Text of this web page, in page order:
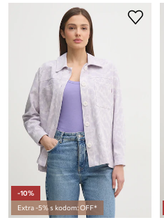
-10%
Extra -5% s kodom: OFF*